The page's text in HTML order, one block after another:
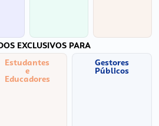
EXCLUSIVOS PARA
Estudantes
e
Educadores
Gestores
Públicos